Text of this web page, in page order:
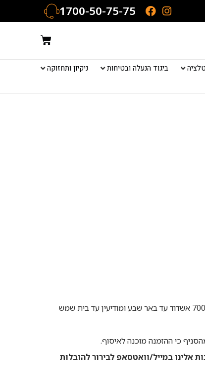
1700-50-75-75
עגלת
קניות
ביגוד הנעלה ובטיחות
ניקיון ותחזוקה
–(למוצרים שניתן לפרוק על ידי מנוף בלבד) עד 3 ימי עסקים- מחיר 500₪ גדרה עד חיפה, 700₪ אשדוד עד באר שבע ומודיעין עד בית שמש
אלינו במייל/וואטסאפ לבירור להובלות